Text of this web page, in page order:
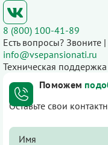
8 (800) 100-41-89
Есть вопросы? Звоните
info@vsepansionati.ru
Техническая поддержка
Поможем
Оставьте свои